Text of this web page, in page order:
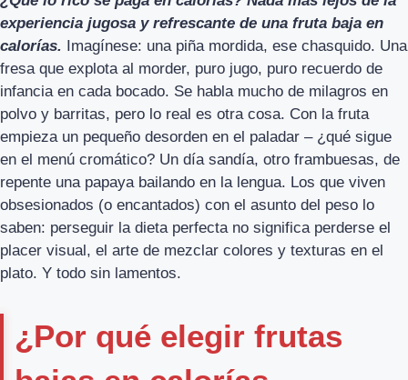
experiencia jugosa y refrescante de una fruta baja en
calorías. Imagínese: una piña mordida, ese chasquido. Una
fresa que explota al morder, puro jugo, puro recuerdo de
infancia en cada bocado. Se habla mucho de milagros en
polvo y barritas, pero lo real es otra cosa. Con la fruta
empieza un pequeño desorden en el paladar – ¿qué sigue
en el menú cromático? Un día sandía, otro frambuesas, de
repente una papaya bailando en la lengua. Los que viven
obsesionados (o encantados) con el asunto del peso lo
saben: perseguir la dieta perfecta no significa perderse el
placer visual, el arte de mezclar colores y texturas en el
plato. Y todo sin lamentos.
¿Por qué elegir frutas